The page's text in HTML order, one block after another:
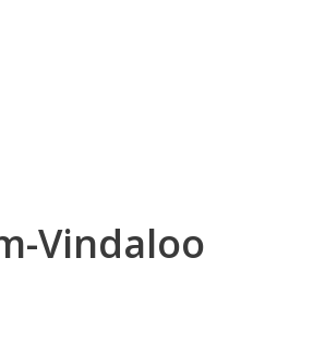
Vindaloo